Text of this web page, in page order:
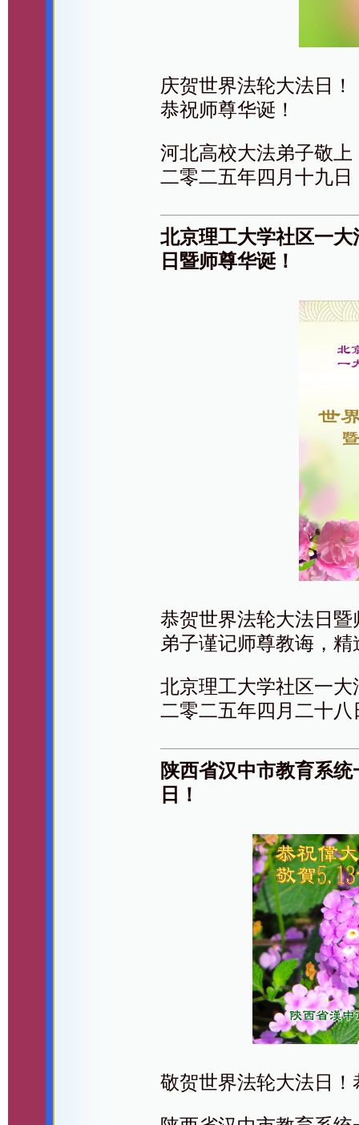
庆贺世界法轮大法日！
恭祝师尊华诞！
河北高校大法弟子敬上
二零二五年四月十九日
北京理工大学社区一
日暨师尊华诞！
恭贺世界法轮大法日暨
弟子谨记师尊教诲，
北京理工大学社区一大
二零二五年四月二十八
陕西省汉中市教育系
日！
敬贺世界法轮大法日